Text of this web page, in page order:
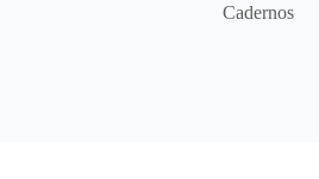
Cadernos